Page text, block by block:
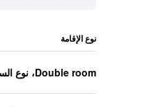
نوع الإقامة
Double room، نوع السرير غير معروف